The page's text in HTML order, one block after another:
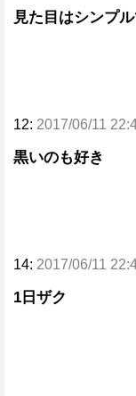
見た目はシンプ
12: 2017/06/11
黒いのも好き
14: 2017/06/11
1日ザク